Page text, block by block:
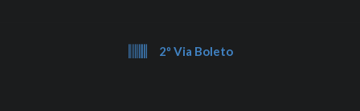
2º Via Boleto